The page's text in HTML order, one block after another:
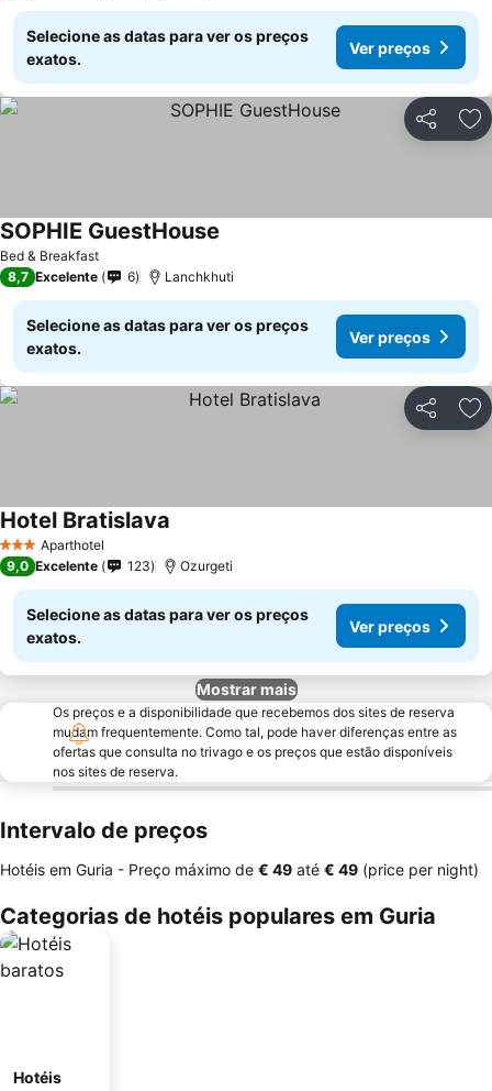
Selecione as datas para ver os preços
exatos.
Ver preços
Partilhar
Bed & Breakfast
SOPHIE GuestHouse
8,7 Excelente 6 Lanchkhuti
Selecione as datas para ver os preços
exatos.
Ver preços
Partilhar
3 EstrelasAparthotel
Hotel Bratislava
9,0 Excelente 123 Ozurgeti
Selecione as datas para ver os preços
exatos.
Ver preços
Mostrar mais
Os preços e a disponibilidade que recebemos dos sites de reserva
mudam frequentemente. Como tal, pode haver diferenças entre as
ofertas que consulta no trivago e os preços que estão disponíveis
nos sites de reserva.
Intervalo de preços
Hotéis em Guria - Preço máximo de ‎€ 49 até ‎€ 49 (price per night)
Categorias de hotéis populares em Guria
Hotéis